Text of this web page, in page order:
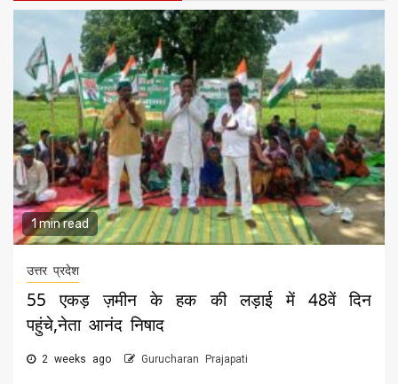
1 min read
उत्तर प्रदेश
55 एकड़ ज़मीन के हक की लड़ाई में 48वें दिन
पहुंचे,नेता आनंद निषाद
2 weeks ago Gurucharan Prajapati